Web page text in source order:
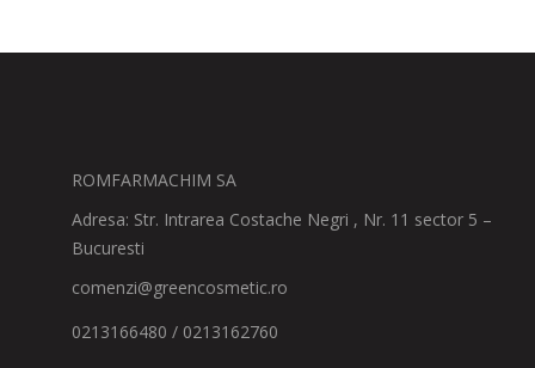
ROMFARMACHIM SA
Adresa: Str. Intrarea Costache Negri , Nr. 11 sector 5 –
Bucuresti
comenzi@greencosmetic.ro
0213166480 / 0213162760